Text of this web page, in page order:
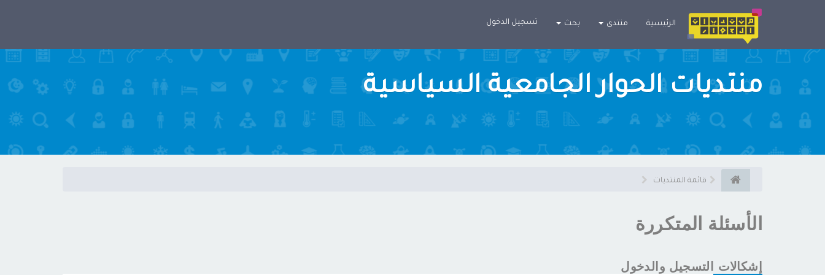
الرئيسية منتدى بحث تسجيل الدخول
منتديات الحوار الجامعية السياسية
قائمة المنتديات
الأسئلة المتكررة
إشكالات التسجيل والدخول